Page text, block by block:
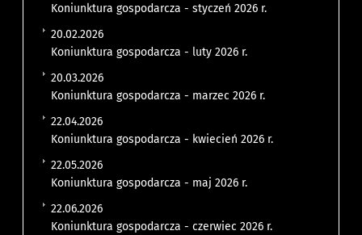
Koniunktura gospodarcza - styczeń 2026 r.
20.02.2026
Koniunktura gospodarcza - luty 2026 r.
20.03.2026
Koniunktura gospodarcza - marzec 2026 r.
22.04.2026
Koniunktura gospodarcza - kwiecień 2026 r.
22.05.2026
Koniunktura gospodarcza - maj 2026 r.
22.06.2026
Koniunktura gospodarcza - czerwiec 2026 r.